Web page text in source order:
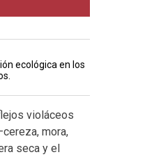
ecológica en los
violáceos
mora,
seca y el